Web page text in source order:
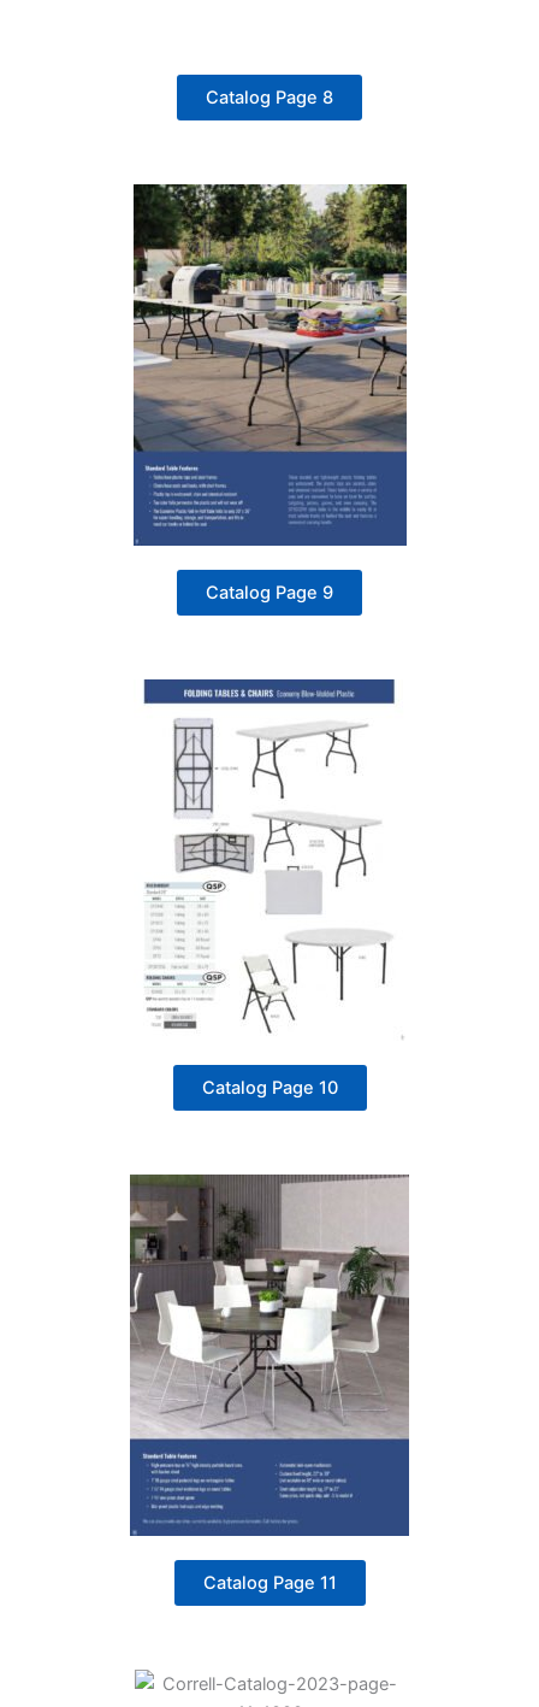
Catalog Page 8
Catalog Page 9
Catalog Page 10
Catalog Page 11